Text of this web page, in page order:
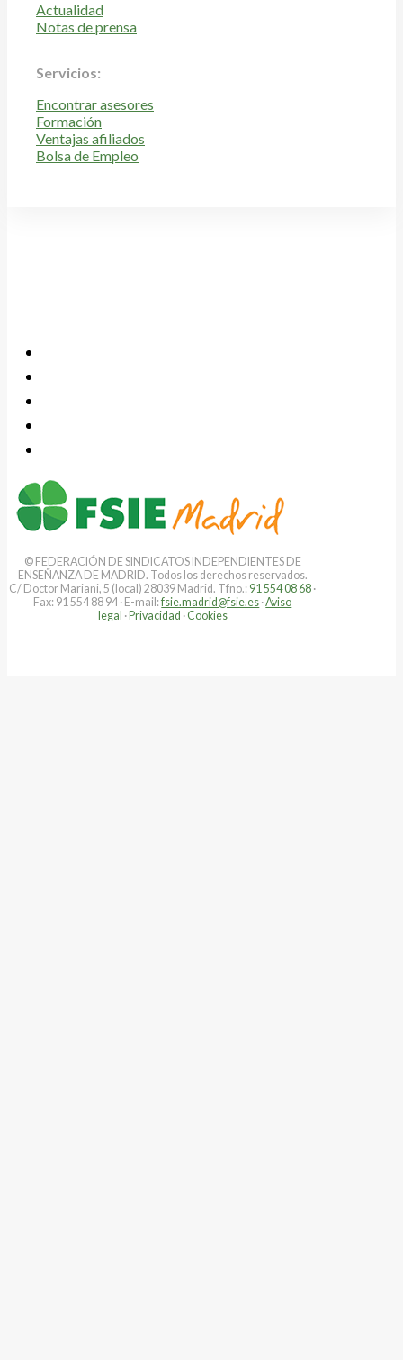
Actualidad
Notas de prensa
Servicios:
Encontrar asesores
Formación
Ventajas afiliados
Bolsa de Empleo
© FEDERACIÓN DE SINDICATOS INDEPENDIENTES DE
ENSEÑANZA DE MADRID. Todos los derechos reservados.
C/ Doctor Mariani, 5 (local) 28039 Madrid. Tfno.: 91 554 08 68 ·
Fax: 91 554 88 94 · E-mail:fsie.madrid@fsie.es ·Aviso
legal ·Privacidad · Cookies